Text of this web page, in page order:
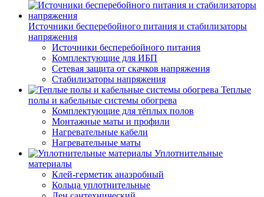
Источники бесперебойного питания и стабилизаторы
напряжения
Источники бесперебойного питания
Комплектующие для ИБП
Сетевая защита от скачков напряжения
Стабилизаторы напряжения
Теплые
полы и кабельные системы обогрева
Комплектующие для тёплых полов
Монтажные маты и профили
Нагревательные кабели
Нагревательные маты
Уплотнительные
материалы
Клей-герметик анаэробный
Кольца уплотнительные